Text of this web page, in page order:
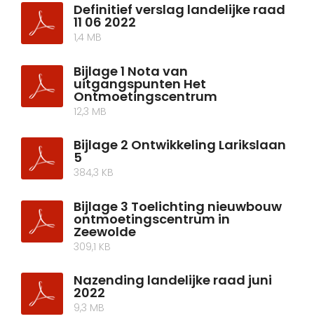
Definitief verslag landelijke raad
11 06 2022
1,4 MB
Bijlage 1 Nota van
uitgangspunten Het
Ontmoetingscentrum
12,3 MB
Bijlage 2 Ontwikkeling Larikslaan
5
384,3 KB
Bijlage 3 Toelichting nieuwbouw
ontmoetingscentrum in
Zeewolde
309,1 KB
Nazending landelijke raad juni
2022
9,3 MB